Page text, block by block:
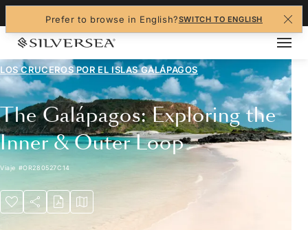
Prefer to browse in English?SWITCH TO ENGLISH
LOS CRUCEROS POR ELISLAS GALÁPAGOS
The Galápagos: Exploring the
Inner & Outer Loop
Viaje #OR280527C14